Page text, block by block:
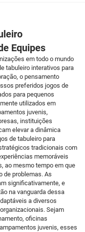
Equipes
em todo o mundo
tabuleiro interativos para
o pensamento
preferidos jogos de
para pequenos
utilizados em
juvenis,
instituições
elevar a dinâmica
de tabuleiro para
tradicionais com
memoráveis
ao mesmo tempo em que
de problemas. As
significativamente, e
na vanguarda dessa
a diversos
Sejam
oficinas
juvenis, esses